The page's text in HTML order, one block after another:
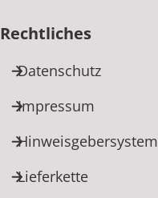
Rechtliches
Datenschutz
Impressum
Hinweisgebersystem
Lieferkette